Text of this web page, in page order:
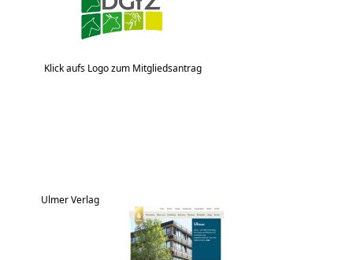
Klick aufs Logo zum Mitgliedsantrag
Ulmer Verlag